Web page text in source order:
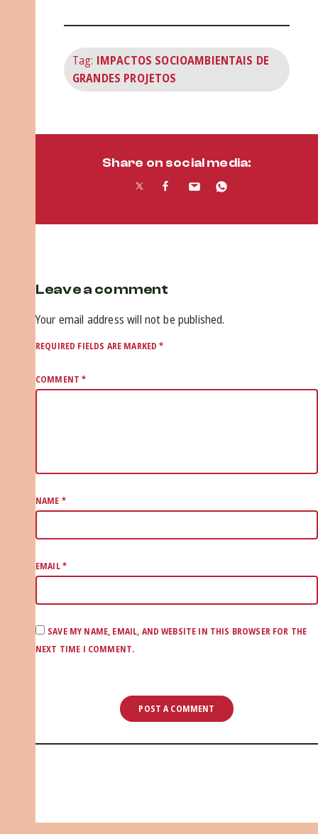
Tag: IMPACTOS SOCIOAMBIENTAIS DE
GRANDES PROJETOS
Share on social media:
Leave a comment
Your email address will not be published.
REQUIRED FIELDS ARE MARKED*
COMMENT*
NAME *
EMAIL*
SAVE MY NAME, EMAIL, AND WEBSITE IN THIS BROWSER FOR THE
NEXT TIME I COMMENT.